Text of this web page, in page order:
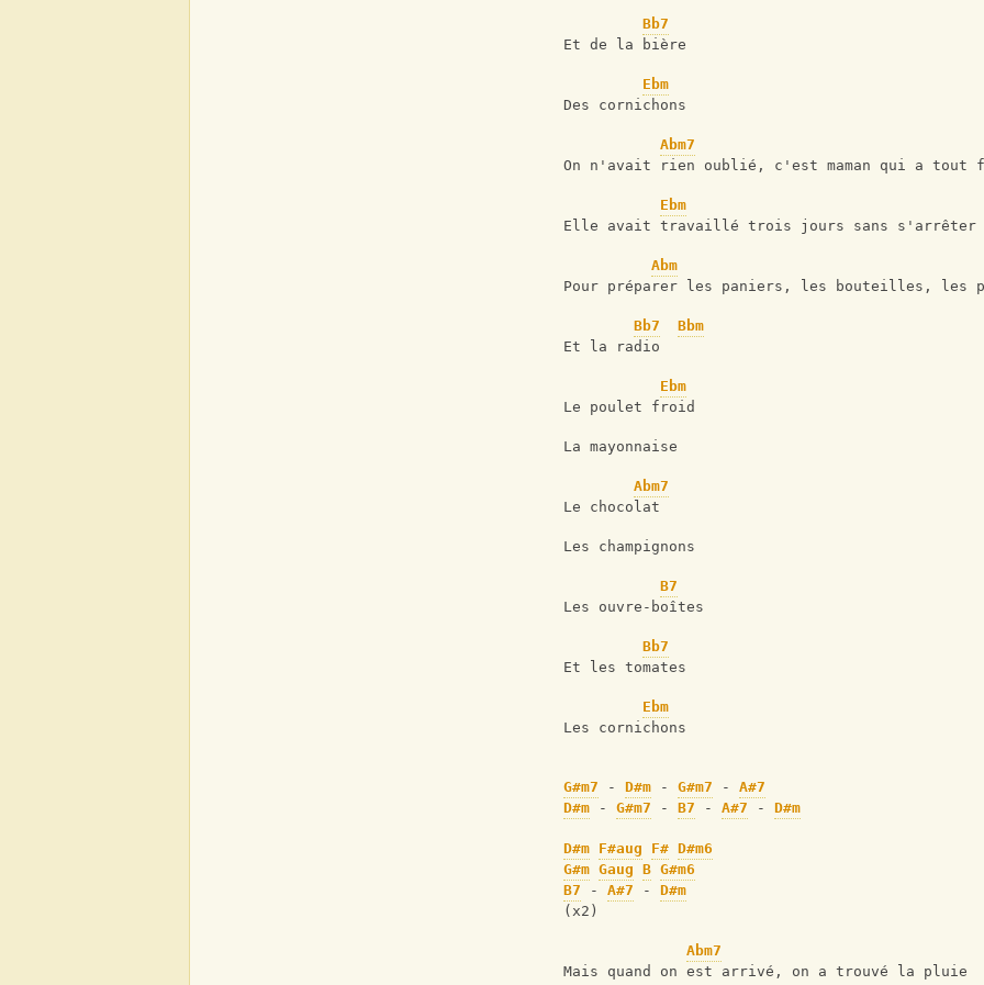
Bb7
Et de la bière
Ebm
Des cornichons
Abm7
On n'avait rien oublié, c'est maman qui a tout
Ebm
Elle avait travaillé trois jours sans s'arrêter
Abm
Pour préparer les paniers, les bouteilles, les
Bb7
Bbm
Et la radio
Ebm
Le poulet froid
La mayonnaise
Abm7
Le chocolat
Les champignons
B7
Les ouvre-boîtes
Bb7
Et les tomates
Ebm
Les cornichons
G#m7 - D#m - G#m7 - A#7
D#m - G#m7 - B7 - A#7 - D#m
D#m F#aug F# D#m6
G#m Gaug B G#m6
B7 - A#7 - D#m
(x2)
Abm7
Mais quand on est arrivé, on a trouvé la pluie